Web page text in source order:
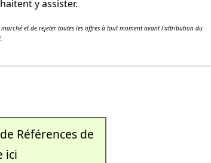
y assister.
et de rejeter toutes les offres à tout moment avant l'attribution du
Références de
ici